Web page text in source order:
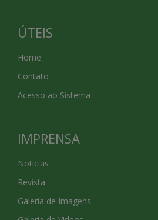
ÚTEIS
Home
Contato
Acesso ao Sistema
IMPRENSA
Noticias
Revista
Galeria de Imagens